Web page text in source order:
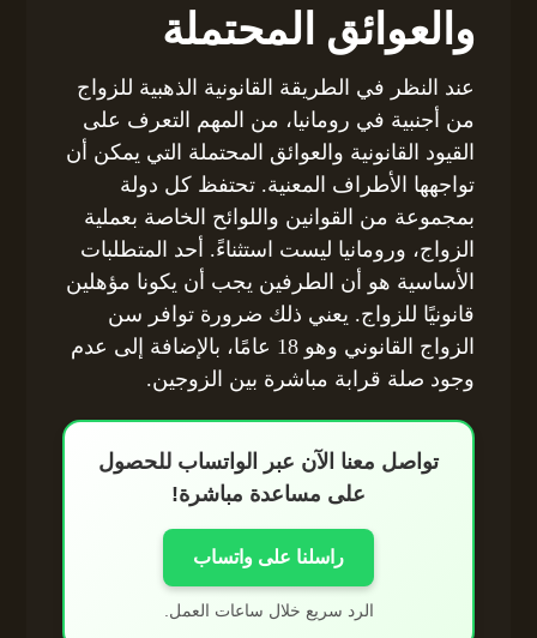
والعوائق المحتملة
عند النظر في الطريقة القانونية الذهبية للزواج
من أجنبية في رومانيا، من المهم التعرف على
القيود القانونية والعوائق المحتملة التي يمكن أن
تواجهها الأطراف المعنية. تحتفظ كل دولة
بمجموعة من القوانين واللوائح الخاصة بعملية
الزواج، ورومانيا ليست استثناءً. أحد المتطلبات
الأساسية هو أن الطرفين يجب أن يكونا مؤهلين
قانونيًا للزواج. يعني ذلك ضرورة توافر سن
الزواج القانوني وهو 18 عامًا، بالإضافة إلى عدم
وجود صلة قرابة مباشرة بين الزوجين.
تواصل معنا الآن عبر الواتساب للحصول
على مساعدة مباشرة!
راسلنا على واتساب
الرد سريع خلال ساعات العمل.